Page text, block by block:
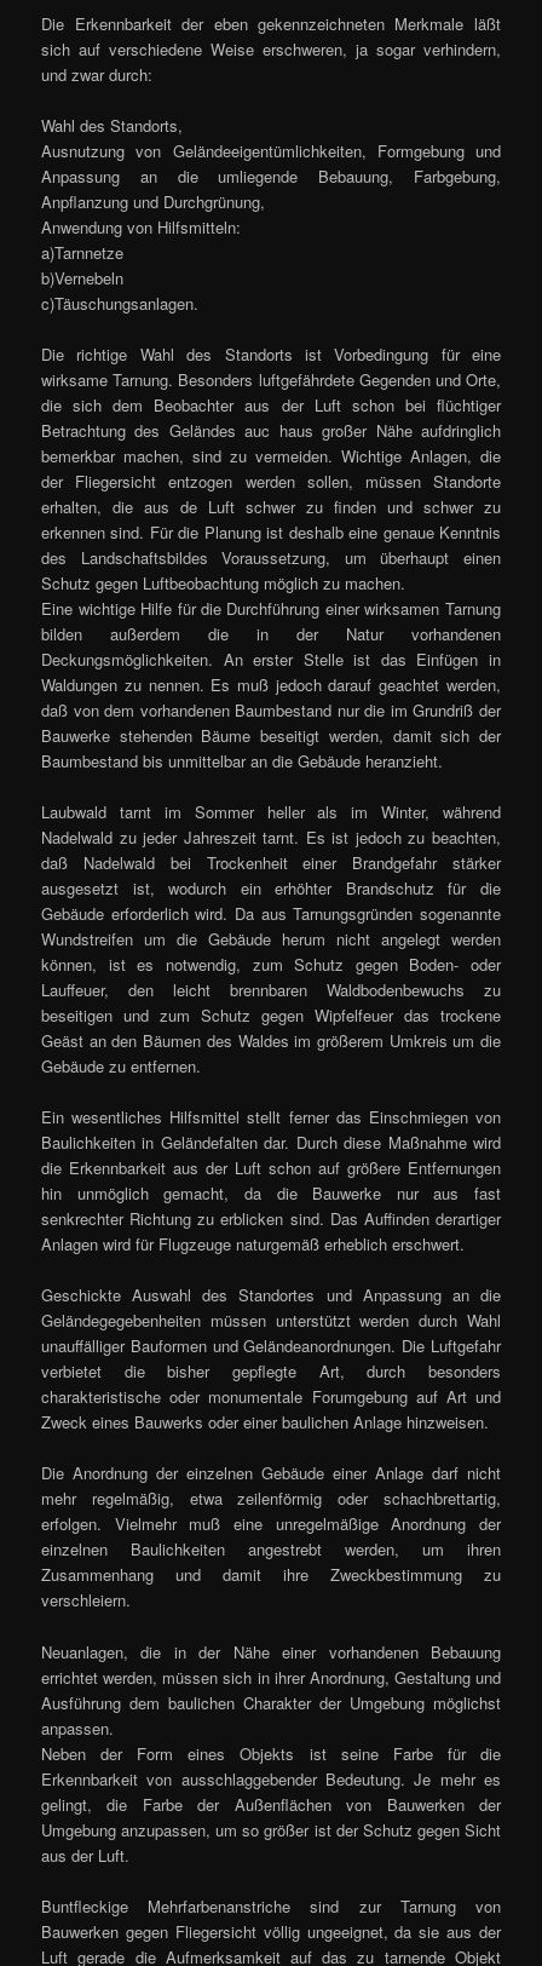
Die Erkennbarkeit der eben gekennzeichneten Merkmale läßt
sich auf verschiedene Weise erschweren, ja sogar verhindern,
und zwar durch:
Wahl des Standorts,
Ausnutzung von Geländeeigentümlichkeiten, Formgebung und
Anpassung an die umliegende Bebauung, Farbgebung,
Anpflanzung und Durchgrünung,
Anwendung von Hilfsmitteln:
a)Tarnnetze
b)Vernebeln
c)Täuschungsanlagen.
Die richtige Wahl des Standorts ist Vorbedingung für eine
wirksame Tarnung. Besonders luftgefährdete Gegenden und Orte,
die sich dem Beobachter aus der Luft schon bei flüchtiger
Betrachtung des Geländes auc haus großer Nähe aufdringlich
bemerkbar machen, sind zu vermeiden. Wichtige Anlagen, die
der Fliegersicht entzogen werden sollen, müssen Standorte
erhalten, die aus de Luft schwer zu finden und schwer zu
erkennen sind. Für die Planung ist deshalb eine genaue Kenntnis
des Landschaftsbildes Voraussetzung, um überhaupt einen
Schutz gegen Luftbeobachtung möglich zu machen.
Eine wichtige Hilfe für die Durchführung einer wirksamen Tarnung
bilden außerdem die in der Natur vorhandenen
Deckungsmöglichkeiten. An erster Stelle ist das Einfügen in
Waldungen zu nennen. Es muß jedoch darauf geachtet werden,
daß von dem vorhandenen Baumbestand nur die im Grundriß der
Bauwerke stehenden Bäume beseitigt werden, damit sich der
Baumbestand bis unmittelbar an die Gebäude heranzieht.
Laubwald tarnt im Sommer heller als im Winter, während
Nadelwald zu jeder Jahreszeit tarnt. Es ist jedoch zu beachten,
daß Nadelwald bei Trockenheit einer Brandgefahr stärker
ausgesetzt ist, wodurch ein erhöhter Brandschutz für die
Gebäude erforderlich wird. Da aus Tarnungsgründen sogenannte
Wundstreifen um die Gebäude herum nicht angelegt werden
können, ist es notwendig, zum Schutz gegen Boden- oder
Lauffeuer, den leicht brennbaren Waldbodenbewuchs zu
beseitigen und zum Schutz gegen Wipfelfeuer das trockene
Geäst an den Bäumen des Waldes im größerem Umkreis um die
Gebäude zu entfernen.
Ein wesentliches Hilfsmittel stellt ferner das Einschmiegen von
Baulichkeiten in Geländefalten dar. Durch diese Maßnahme wird
die Erkennbarkeit aus der Luft schon auf größere Entfernungen
hin unmöglich gemacht, da die Bauwerke nur aus fast
senkrechter Richtung zu erblicken sind. Das Auffinden derartiger
Anlagen wird für Flugzeuge naturgemäß erheblich erschwert.
Geschickte Auswahl des Standortes und Anpassung an die
Geländegegebenheiten müssen unterstützt werden durch Wahl
unauffälliger Bauformen und Geländeanordnungen. Die Luftgefahr
verbietet die bisher gepflegte Art, durch besonders
charakteristische oder monumentale Forumgebung auf Art und
Zweck eines Bauwerks oder einer baulichen Anlage hinzweisen.
Die Anordnung der einzelnen Gebäude einer Anlage darf nicht
mehr regelmäßig, etwa zeilenförmig oder schachbrettartig,
erfolgen. Vielmehr muß eine unregelmäßige Anordnung der
einzelnen Baulichkeiten angestrebt werden, um ihren
Zusammenhang und damit ihre Zweckbestimmung zu
verschleiern.
Neuanlagen, die in der Nähe einer vorhandenen Bebauung
errichtet werden, müssen sich in ihrer Anordnung, Gestaltung und
Ausführung dem baulichen Charakter der Umgebung möglichst
anpassen.
Neben der Form eines Objekts ist seine Farbe für die
Erkennbarkeit von ausschlaggebender Bedeutung. Je mehr es
gelingt, die Farbe der Außenflächen von Bauwerken der
Umgebung anzupassen, um so größer ist der Schutz gegen Sicht
aus der Luft.
Buntfleckige Mehrfarbenanstriche sind zur Tarnung von
Bauwerken gegen Fliegersicht völlig ungeeignet, da sie aus der
Luft gerade die Aufmerksamkeit auf das zu tarnende Objekt